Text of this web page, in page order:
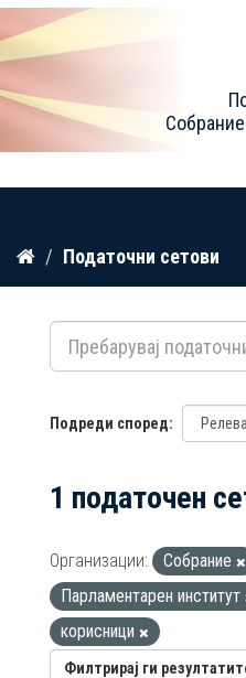
Прескокнете
содржина
Податочни сетови
Подреди според
1 податочен
Организации: Собрание
Парламентарен институт
корисници
Филтрирај ги